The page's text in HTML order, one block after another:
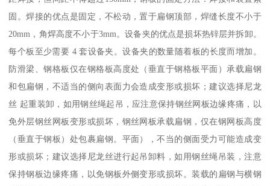
固。焊接的优点是固定，不松动，置于扁钢顶部，焊缝长度不小于
20mm，角焊高度不小于3mm。设备夹的优点是损坏热锌层并拆卸。
每个板至少需要 4 套设备夹。设备夹的数量随着板的长度而增加。
防滑梁、钢格板仅在钢格板高度处（垂直于钢格板平面）承载扁钢
和包扁钢，不适当的侧向表面力会造成变形或损坏；建议选择尼龙
丝 起重装卸，如用钢丝绳起吊，应注意保持钢丝网板边缘疼痛，以
免外层钢丝网板变形或损坏，钢丝网板承载扁钢，仅在钢网板高度
（垂直于钢板）处包裹扁钢。平面），不当的侧面受力可能造成变
形或损坏；建议选择尼龙丝进行起吊卸料，如用钢丝绳吊装，注意
保持钢板边缘疼痛，以免钢板外侧变形或损坏。装载的扁钢与横钢